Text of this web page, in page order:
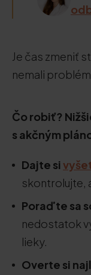
Je čas zmeniť
nemali
Čo robiť?
s akčným
Dajte si
skontrolujte,
Poraďte sa
nedostatok
lieky.
Overte si